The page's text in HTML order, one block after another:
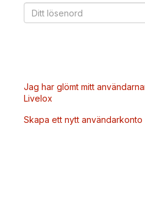
Jag har glömt mitt
Livelox
Skapa ett nytt användarkonto